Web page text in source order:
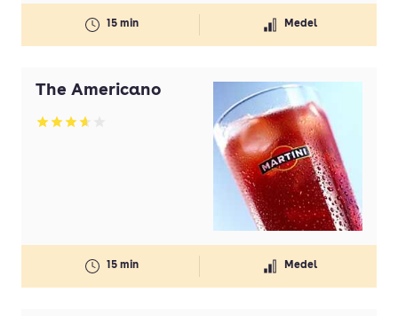
15 min Medel
The Americano
Betyg: 3.67 av 5
15 min Medel